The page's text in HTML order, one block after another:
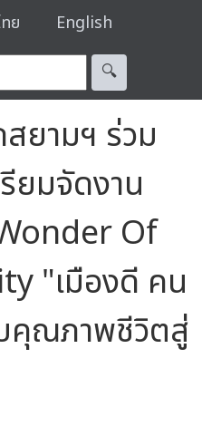
ย English
🔍︎
ยามฯ ร่วม
ยมจัดงาน
Of
"เมืองดี คน
คุณภาพชีวิตสู่